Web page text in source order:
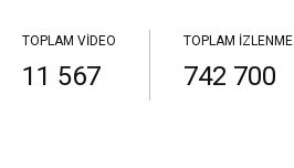
TOPLAM VIDEO
11 567
TOPLAM İZLENME
742 700